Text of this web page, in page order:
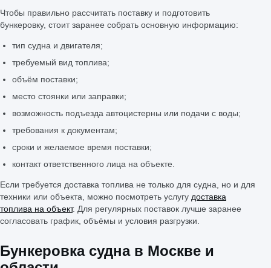
Чтобы правильно рассчитать поставку и подготовить
бункеровку, стоит заранее собрать основную информацию:
тип судна и двигателя;
требуемый вид топлива;
объём поставки;
место стоянки или заправки;
возможность подъезда автоцистерны или подачи с воды;
требования к документам;
сроки и желаемое время поставки;
контакт ответственного лица на объекте.
Если требуется доставка топлива не только для судна, но и для
техники или объекта, можно посмотреть услугу доставка
топлива на объект. Для регулярных поставок лучше заранее
согласовать график, объёмы и условия разгрузки.
Бункеровка судна в Москве и